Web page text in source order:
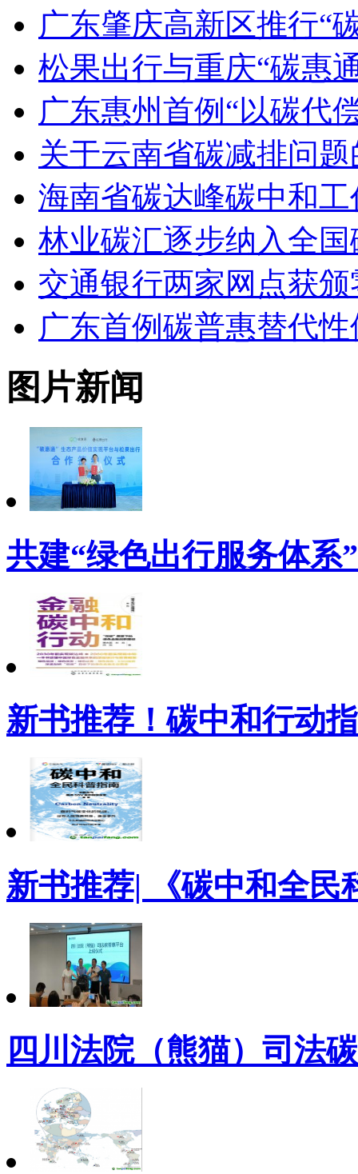
广东肇庆高新区推行“
松果出行与重庆“碳惠
广东惠州首例“以碳代
关于云南省碳减排问
海南省碳达峰碳中和
林业碳汇逐步纳入全
交通银行两家网点获
广东首例碳普惠替代
图片新闻
共建“绿色出行服务体系
新书推荐！碳中和行动
新书推荐| 《碳中和全民
四川法院（熊猫）司法